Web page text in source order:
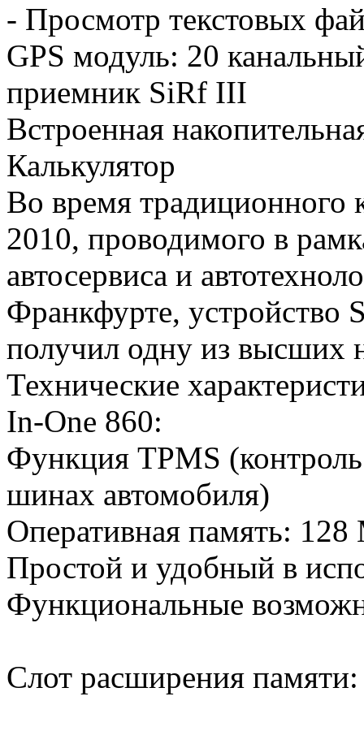
- Просмотр текстовых
GPS модуль: 20
приемник SiRf III
Встроенная
Калькулятор
Во время традиционного
2010, проводимого в
автосервиса и
Франкфурте, устройство
получил одну из высших
Технические
In-One 860:
Функция TPMS
шинах автомобиля)
Оперативная память:
Простой и удобный в
Функциональные
Слот расширения